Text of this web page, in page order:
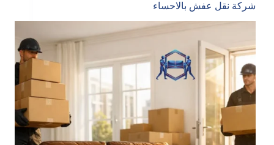
شركة نقل عفش بالاحساء